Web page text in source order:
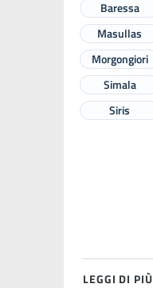
Baressa
Masullas
Morgongiori
Simala
Siris
LEGGI DI PIÙ